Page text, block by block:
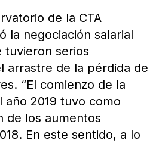
de la CTA
la negociación salarial
tuvieron serios
arrastre de la pérdida de
“El comienzo de la
año 2019 tuvo como
de los aumentos
En este sentido, a lo